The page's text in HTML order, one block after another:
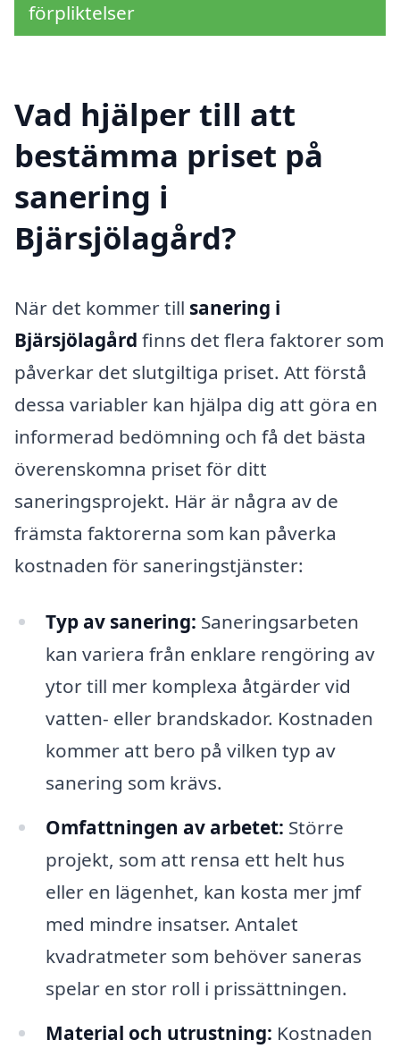
förpliktelser
Vad hjälper till att
bestämma priset på
sanering i
Bjärsjölagård?
När det kommer till sanering i
Bjärsjölagård finns det flera faktorer som
påverkar det slutgiltiga priset. Att förstå
dessa variabler kan hjälpa dig att göra en
informerad bedömning och få det bästa
överenskomna priset för ditt
saneringsprojekt. Här är några av de
främsta faktorerna som kan påverka
kostnaden för saneringstjänster:
Typ av sanering: Saneringsarbeten
kan variera från enklare rengöring av
ytor till mer komplexa åtgärder vid
vatten- eller brandskador. Kostnaden
kommer att bero på vilken typ av
sanering som krävs.
Omfattningen av arbetet: Större
projekt, som att rensa ett helt hus
eller en lägenhet, kan kosta mer jmf
med mindre insatser. Antalet
kvadratmeter som behöver saneras
spelar en stor roll i prissättningen.
Material och utrustning: Kostnaden